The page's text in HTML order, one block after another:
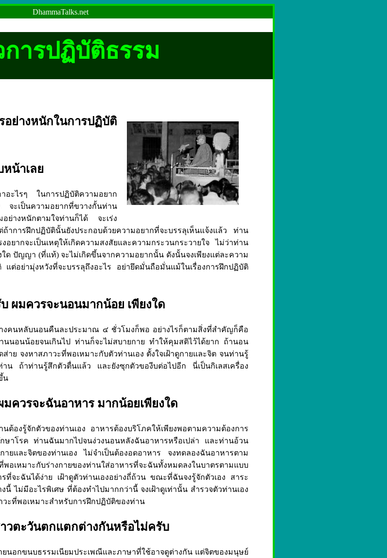
DhammaTalks.net
ารปฏิบัติธรรม
งหนักในการปฏิบัติ
น้าเลย
อะไรๆ ในการปฏิบัติความอยาก
จะเป็นความอยากที่ขวางกั้นท่าน
ย่างหนักตามใจท่านก็ได้ จะเร่ง
าการฝึกปฏิบัตินั้นยังประกอบด้วยความอยากที่จะบรรลุเห็นแจ้งแล้ว ท่าน
อยากจะเป็นเหตุให้เกิดความสงสัยและความกระวนกระวายใจ ไม่ว่าท่าน
ด ปัญญา (ที่แท้) จะไม่เกิดขึ้นจากความอยากนั้น ดังนั้นจงเพียงแต่ละความ
แต่อย่ามุ่งหวังที่จะบรรลุถึงอะไร อย่ายึดมั่นถือมั่นแม้ในเรื่องการฝึกปฏิบัติ
ผมควรจะนอนมากน้อย เพียงใด
งคนหลับนอนคืนละประมาณ ๔ ชั่วโมงก็พอ อย่างไรก็ตามสิ่งที่สำคัญก็คือ
นนอนน้อยจนเกินไป ท่านก็จะไม่สบายกาย ทำให้คุมสติไว้ได้ยาก ถ้านอน
าย จงหาสภาวะที่พอเหมาะกับตัวท่านเอง ตั้งใจเฝ้าดูกายและจิต จนท่านรู้
าน ถ้าท่านรู้สึกตัวตื่นแล้ว และยังซุกตัวของีบต่อไปอีก นี่เป็นกิเลสเครื่อง
น
ควรจะฉันอาหาร มากน้อยเพียงใด
องรู้จักตัวของท่านเอง อาหารต้องบริโภคให้เพียงพอตามความต้องการ
ษาโรค ท่านฉันมากไปจนง่วงนอนหลังฉันอาหารหรือเปล่า และท่านอ้วน
ยและจิตของท่านเอง ไม่จำเป็นต้องอดอาหาร จงทดลองฉันอาหารตาม
มาะกับร่างกายของท่านใส่อาหารที่จะฉันทั้งหมดลงในบาตรตามแบบ
จะฉันได้ง่าย เฝ้าดูตัวท่านเองอย่างถี่ถ้วน ขณะที่ฉันจงรู้จักตัวเอง สาระ
นี้ ไม่มีอะไรพิเศษ ที่ต้องทำไปมากกว่านี้ จงเฝ้าดูเท่านั้น สำรวจตัวท่านเอง
วะที่พอเหมาะสำหรับการฝึกปฏิบัติของท่าน
วตะวันตกแตกต่างกันหรือไม่ครับ
นอกขนบธรรมเนียมประเพณีและภาษาที่ใช้อาจดูต่างกัน แต่จิตของมนุษย์